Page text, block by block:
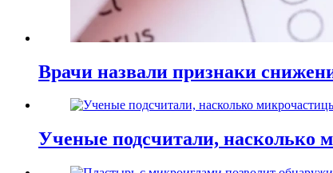
Врачи назвали признаки
Ученые подсчитали, насколько